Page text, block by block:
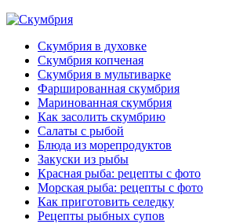
Скумбрия в духовке
Скумбрия копченая
Скумбрия в мультиварке
Фаршированная скумбрия
Маринованная скумбрия
Как засолить скумбрию
Салаты с рыбой
Блюда из морепродуктов
Закуски из рыбы
Красная рыба: рецепты с фото
Морская рыба: рецепты с фото
Как приготовить селедку
Рецепты рыбных супов